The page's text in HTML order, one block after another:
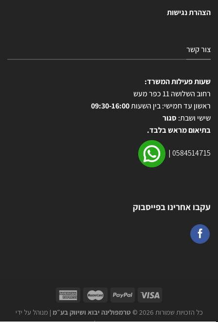
הצהרת נגישות
צור קשר
שעות פעילות המשרד:
רחוב השלושה 11 כפר מעש
ראשון עד חמישי: בין השעות09:30-16:00
שישי ושבת: סגור
בתיאום מראש בלבד.
0584514715
|
עקבו אחרינו בפייסבוק
כל הזכויות שמורות 2026 © טרמפולינה יבוא ושיווק בע״מ| מנוהל על ידי